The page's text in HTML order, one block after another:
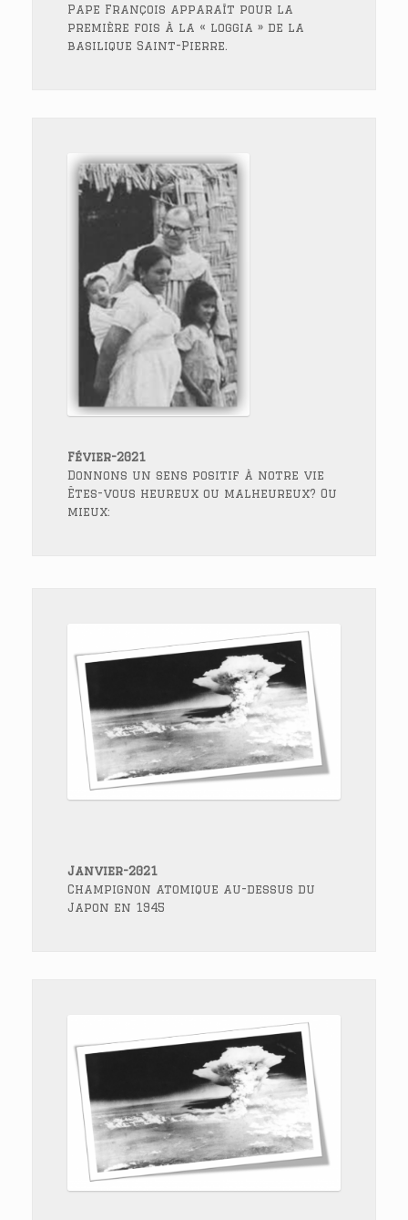
Pape François apparaît pour la
première fois à la « loggia » de la
basilique Saint-Pierre.
Févier-2021
Donnons un sens positif à notre vie
Êtes-vous heureux ou malheureux? Ou
mieux:
Janvier-2021
Champignon atomique au-dessus du
Japon en 1945